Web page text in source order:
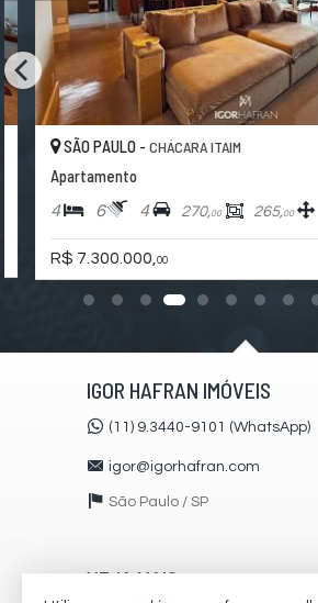
SÃO PAULO -CHÁCARA ITAIM
Apartamento
4 6 4 270,00 265,00
R$ 7.300.000,00
IGOR HAFRAN IMÓVEIS
(11) 9.3440-9101 (WhatsApp)
igor@igorhafran.com
São Paulo / SP
VEJA MAIS